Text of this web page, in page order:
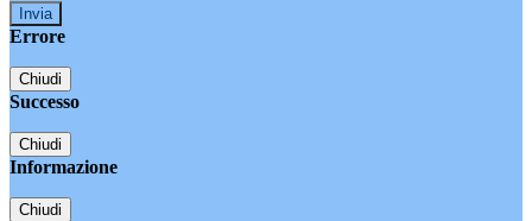
Errore
Chiudi
Successo
Chiudi
Informazione
Chiudi